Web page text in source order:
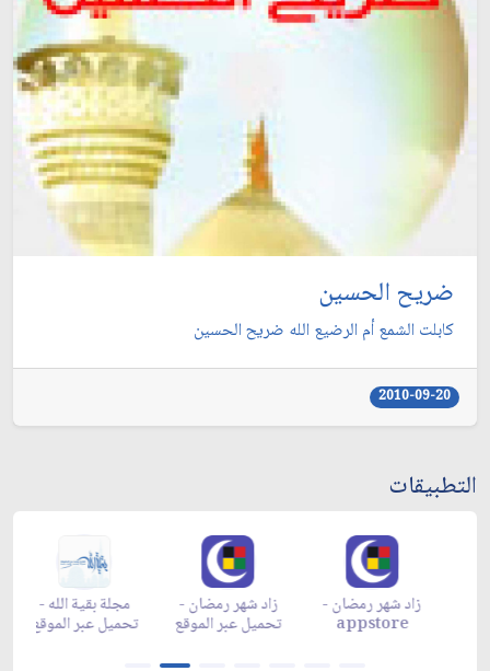
ضريح الحسين
كابلت الشمع أم الرضيع الله ضريح الحسين
2010-09-20
التطبيقات
زاد شهر رمضان -
تحميل عبر الموقع
زاد شهر رمضان -
appstore
زاد شهر رمضان -
appgallery